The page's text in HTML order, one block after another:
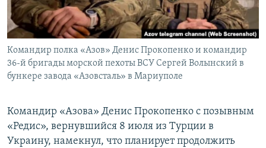
ПОБЕДИТЕЛЕЙ НЕ СУДЯТ?
КРЫМ.НЕПОКОРЕННЫЙ
ELIFBE
УКРАИНСКАЯ ПРОБЛЕМА КРЫМА
ПРИСОЕДИНЯЙТЕСЬ!
Командир полка «Азов» Денис Прокопенко и командир
36-й бригады морской пехоты ВСУ Сергей Волынский в
бункере завода «Азовсталь» в Мариуполе
Командир «Азова» Денис Прокопенко с позывным
«Редис», вернувшийся 8 июля из Турции в
Украину, намекнул, что планирует продолжить